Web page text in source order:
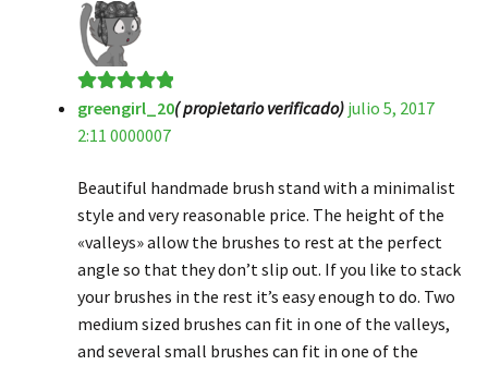
Valorado en5
de 5
greengirl_20( propietario verificado) julio 5, 2017
2:11 0000007
Beautiful handmade brush stand with a minimalist
style and very reasonable price. The height of the
«valleys» allow the brushes to rest at the perfect
angle so that they don’t slip out. If you like to stack
your brushes in the rest it’s easy enough to do. Two
medium sized brushes can fit in one of the valleys,
and several small brushes can fit in one of the